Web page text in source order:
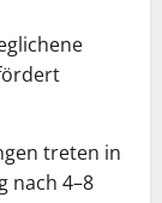
treten in
nach 4–8